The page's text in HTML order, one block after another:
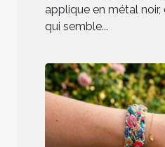
applique en métal
qui semble...